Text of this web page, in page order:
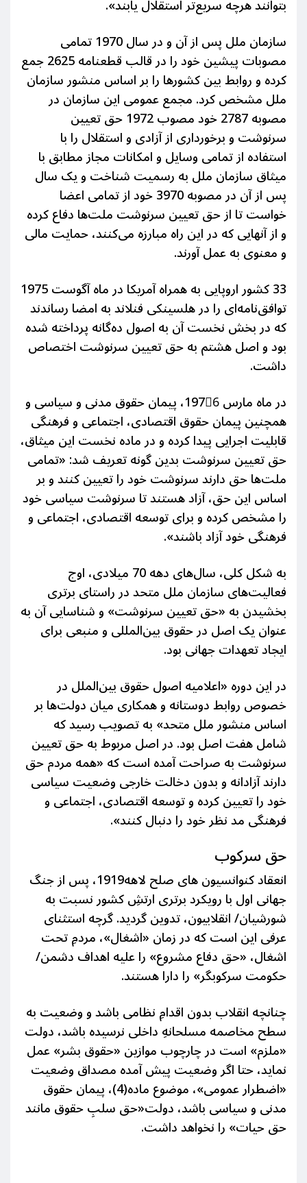
بتوانند هرچه سریع‌تر استقلال یابند».
سازمان ملل پس از آن و در سال 1970 تمامی
مصوبات پيشين خود را در قالب قطعنامه 2625 جمع
کرده و روابط بین کشورها را بر اساس منشور سازمان
ملل مشخص کرد. مجمع عمومی اين سازمان در
مصوبه 2787 خود مصوب 1972 حق تعیین
سرنوشت وبرخورداری از آزادی و استقلال را با
استفاده از تمامی وسایل و امکانات مجاز مطابق با
میثاق سازمان ملل به رسمیت شناخت ویک سال
پس از آن در مصوبه 3970 خود از تمامی اعضا
خواست تا از حق تعیین سرنوشت ملت‌هادفاع کرده
و از آنهایی که در این راه مبارزه می‌کنند، حمایت مالی
و معنوی به عمل آورند.
33 کشور اروپایی به همراه آمریکا در ماه آگوست 1975
توافق‌نامه‌ای را در هلسینکی فنلاندبه امضا رساندند
که در بخش نخست آن به اصول ده‌گانه پرداخته شده
بود و اصل هشتم به حق تعیین سرنوشت اختصاص
داشت.
در ماه مارس 1976ً، پيمان حقوق مدنی و سیاسی و
همچنین پيمان حقوق اقتصادی، اجتماعیو فرهنگی
قابلیت اجرایی پیدا کرده و در ماده نخست این ميثاق،
حق تعیین سرنوشت بدین گونه تعریف شد: «تمامی
ملت‌ها حق دارند سرنوشت خود را تعیین کنند و بر
اساس این حق، آزاد هستند تا سرنوشت سیاسی خود
را مشخص کرده و برای توسعه اقتصادی، اجتماعی و
فرهنگی خود آزاد باشند».
به شکل کلی، سال‌های دهه 70 میلادی، اوج
فعالیت‌های سازمان ملل متحد در راستای برتری
بخشیدن به «حق تعیین سرنوشت» و شناسایی آن به
عنوان یک اصل در حقوق بین‌المللی و منبعی برای
ایجاد تعهدات جهانی بود.
در این دوره «اعلامیه اصول حقوق بین‌الملل در
خصوص روابط دوستانه و همکاری میان دولت‌ها بر
اساس منشور ملل متحد» به تصویب رسید که
شامل هفت اصل بود. در اصل مربوط به حق تعیین
سرنوشت به صراحت آمده است که «همه مردم حق
دارند آزادانه و بدون دخالت خارجی وضعیت سیاسی
خود را تعیین کرده و توسعه اقتصادی، اجتماعی و
فرهنگی مد نظر خود را دنبال کنند».
حق سرکوب
انعقاد کنوانسیون های صلح لاهه1919، پس از جنگ
جهانیاول با رویکرد برتری ارتشِکشور نسبت به
شورشیان/ انقلابیون، تدوین گردید. گرچه استثنای
عرفی این است که درزمان «اشغال»، مردمِ تحت
اشغال، «حق دفاع مشروع» را علیه اهداف دشمن/
حکومت سرکوبگر» را دارا هستند.
چنانچه انقلاب بدون اقدامِ نظامی باشد و وضعیت به
سطح مخاصمه مسلحانهِ داخلی نرسیده باشد، دولت
«ملزم» است در چارچوب موازین «حقوق بشر» عمل
نماید، حتا اگر وضعیت پیش آمده مصداق وضعیت
«اضطرار عمومی»، موضوع ماده(4)، پیمان حقوق
مدنی و سیاسی باشد، دولت«حق سلبِ حقوق مانند
حق حیات» را نخواهد داشت.